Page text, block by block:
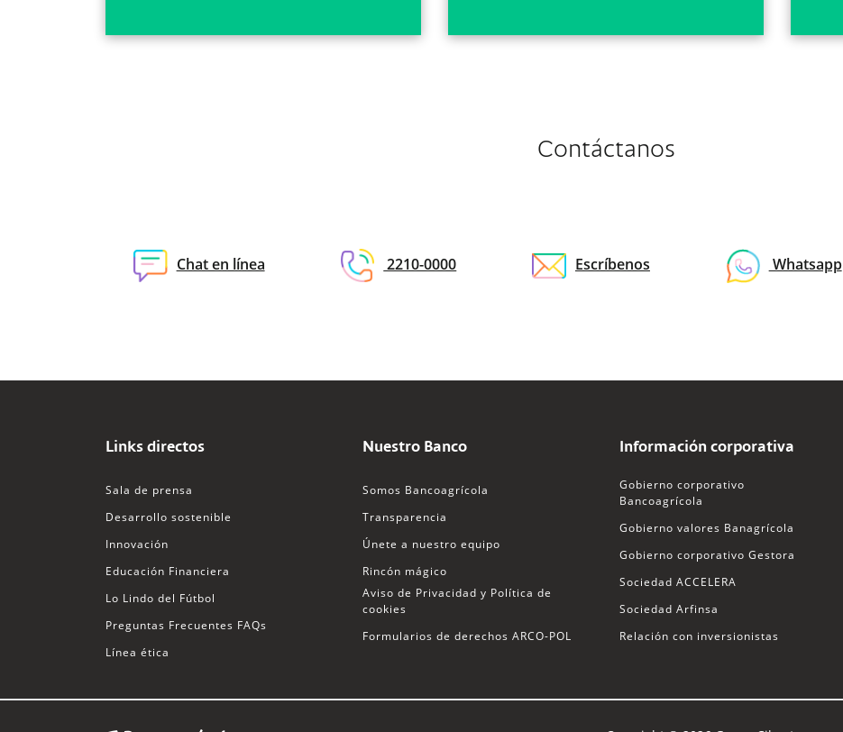
Contáctanos
Chat en línea 2210-0000 Escríbenos Whatsapp
Links directos
Sala de prensa
Desarrollo sostenible
Innovación
Educación Financiera
Lo Lindo del Fútbol
Preguntas Frecuentes FAQs
Línea ética
Nuestro Banco
Somos Bancoagrícola
Transparencia
Únete a nuestro equipo
Rincón mágico
Aviso de Privacidad y Política de
cookies
Formularios de derechos ARCO-POL
Información corporativa
Gobierno corporativo
Bancoagrícola
Gobierno valores Banagrícola
Gobierno corporativo Gestora
Sociedad ACCELERA
Sociedad Arfinsa
Relación con inversionistas